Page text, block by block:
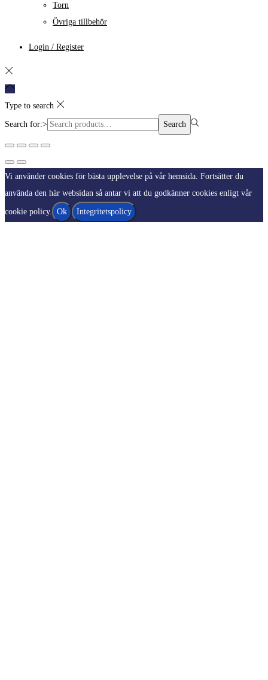
Torn
Övriga tillbehör
Login / Register
Type to search
Search for:> Search
Vi använder cookies för bästa upplevelse på vår hemsida. Fortsätter du
använda den här websidan så antar vi att du godkänner cookies enligt vår
cookie policy. Ok Integritetspolicy